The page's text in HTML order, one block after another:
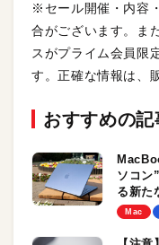
※セール開催・内容
合がございます。ま
スがプライム会員限
す。正確な情報は、
おすすめの記
ソコン
る新た
パフォ
Mac